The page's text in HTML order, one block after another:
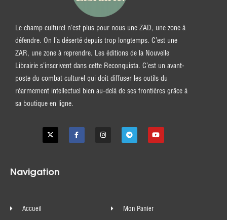
Le champ culturel n’est plus pour nous une ZAD, une zone à
défendre. On l’a déserté depuis trop longtemps. C’est une
ZAR, une zone à reprendre. Les éditions de la Nouvelle
Librairie s’inscrivent dans cette Reconquista. C’est un avant-
poste du combat culturel qui doit diffuser les outils du
réarmement intellectuel bien au-delà de ses frontières grâce à
sa boutique en ligne.
Navigation
Accueil Mon Panier